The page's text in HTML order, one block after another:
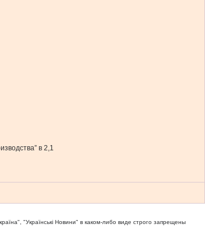
в 2,1
"Українськi Новини" в каком-либо виде строго запрещены